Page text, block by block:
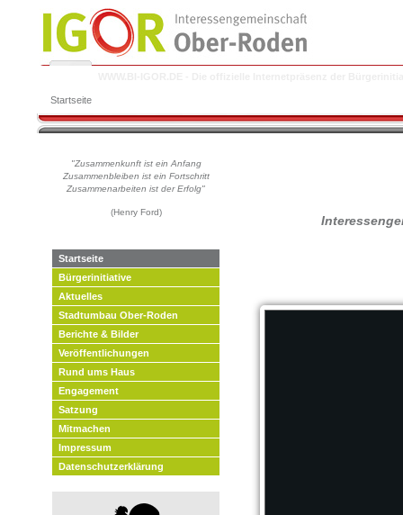
Startseite
"Zusammenkunft ist ein Anfang
Zusammenbleiben ist ein Fortschritt
Zusammenarbeiten ist der Erfolg"
(Henry Ford)
Startseite
Bürgerinitiative
Aktuelles
Stadtumbau Ober-Roden
Berichte & Bilder
Veröffentlichungen
Rund ums Haus
Engagement
Satzung
Mitmachen
Impressum
Datenschutzerklärung